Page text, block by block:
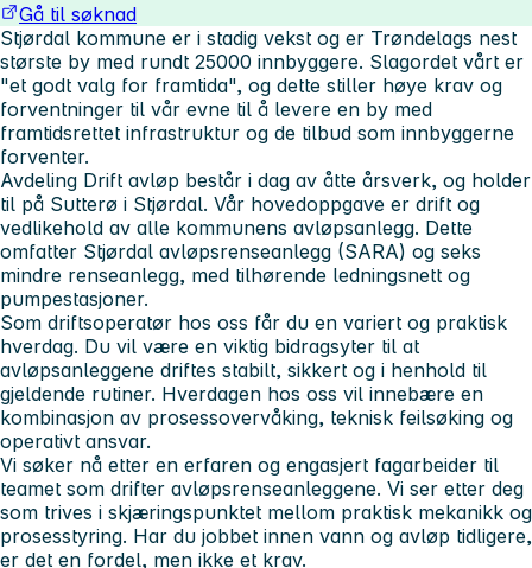
Gå til søknad
Stjørdal kommune er i stadig vekst og er Trøndelags nest
største by med rundt 25000 innbyggere. Slagordet vårt er
"et godt valg for framtida", og dette stiller høye krav og
forventninger til vår evne til å levere en by med
framtidsrettet infrastruktur og de tilbud som innbyggerne
forventer.
Avdeling Drift avløp består i dag av åtte årsverk, og holder
til på Sutterø i Stjørdal. Vår hovedoppgave er drift og
vedlikehold av alle kommunens avløpsanlegg. Dette
omfatter Stjørdal avløpsrenseanlegg (SARA) og seks
mindre renseanlegg, med tilhørende ledningsnett og
pumpestasjoner.
Som driftsoperatør hos oss får du en variert og praktisk
hverdag. Du vil være en viktig bidragsyter til at
avløpsanleggene driftes stabilt, sikkert og i henhold til
gjeldende rutiner. Hverdagen hos oss vil innebære en
kombinasjon av prosessovervåking, teknisk feilsøking og
operativt ansvar.
Vi søker nå etter en erfaren og engasjert fagarbeider til
teamet som drifter avløpsrenseanleggene. Vi ser etter deg
som trives i skjæringspunktet mellom praktisk mekanikk og
prosesstyring. Har du jobbet innen vann og avløp tidligere,
er det en fordel, men ikke et krav.